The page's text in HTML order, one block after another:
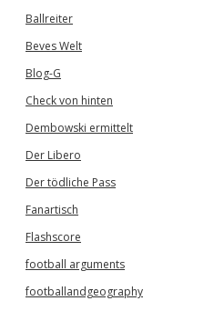
Ballreiter
Beves Welt
Blog-G
Check von hinten
Dembowski ermittelt
Der Libero
Der tödliche Pass
Fanartisch
Flashscore
football arguments
footballandgeography